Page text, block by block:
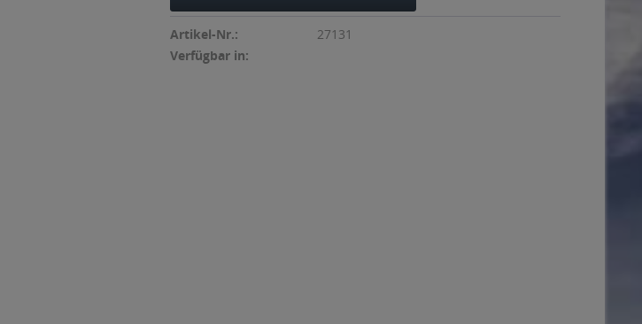
Artikel-Nr.:
27131
Verfügbar in: